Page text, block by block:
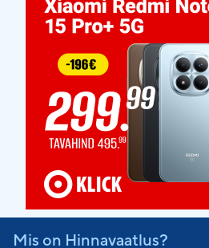
Mis on Hinnavaatlus?